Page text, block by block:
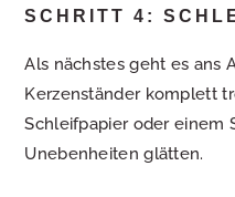
SCHRITT 4:
Als nächstes geht es ans
Kerzenständer komplett
Schleifpapier oder einem
Unebenheiten glätten.